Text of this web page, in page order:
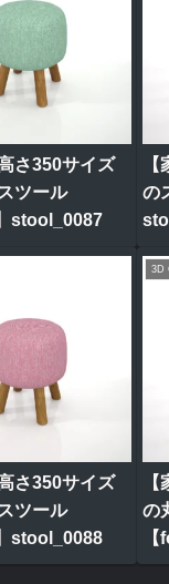
さ350サイズ
ツール
stool_0087
の
さ350サイズ
ツール
stool_0088
3D
の